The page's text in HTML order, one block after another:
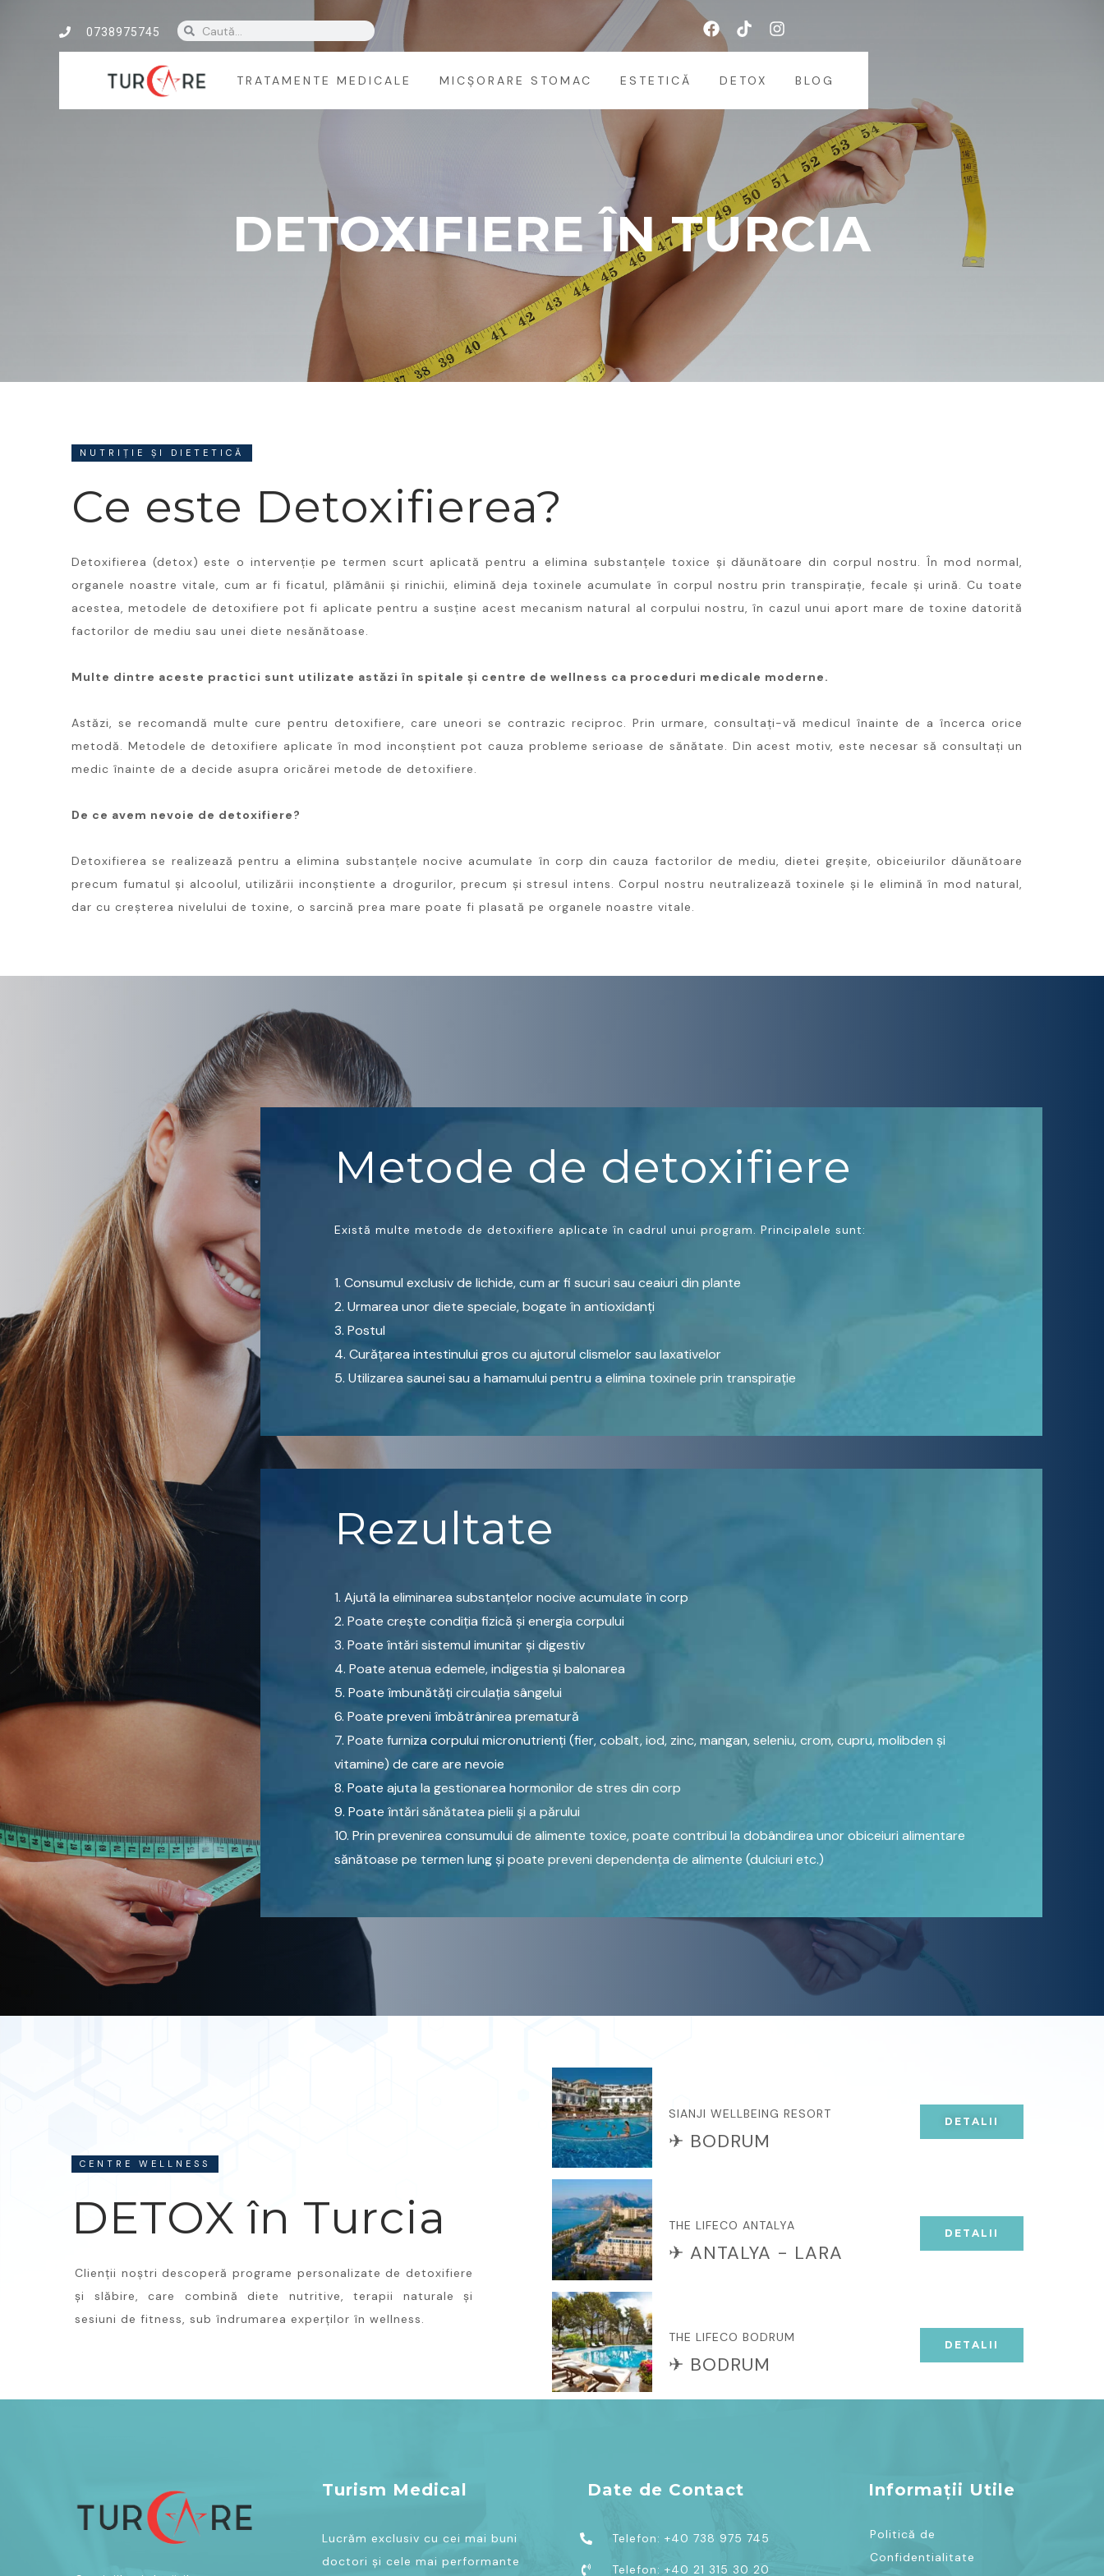
0738975745
TRATAMENTE MEDICALE MICȘORARE STOMAC ESTETICĂ DETOX BLOG
DETOXIFIERE ÎN TURCIA
NUTRIȚIE ȘI DIETETICĂ
Ce este Detoxifierea?
Detoxifierea (detox) este o intervenție pe termen scurt aplicată pentru a elimina substanțele toxice și dăunătoare din corpul nostru. În mod normal,
organele noastre vitale, cum ar fi ficatul, plămânii și rinichii, elimină deja toxinele acumulate în corpul nostru prin transpirație, fecale și urină. Cu toate
acestea, metodele de detoxifiere pot fi aplicate pentru a susține acest mecanism natural al corpului nostru, în cazul unui aport mare de toxine datorită
factorilor de mediu sau unei diete nesănătoase.
Multe dintre aceste practici sunt utilizate astăzi în spitale și centre de wellness ca proceduri medicale moderne.
Astăzi, se recomandă multe cure pentru detoxifiere, care uneori se contrazic reciproc. Prin urmare, consultați-vă medicul înainte de a încerca orice
metodă. Metodele de detoxifiere aplicate în mod inconștient pot cauza probleme serioase de sănătate. Din acest motiv, este necesar să consultați un
medic înainte de a decide asupra oricărei metode de detoxifiere.
De ce avem nevoie de detoxifiere?
Detoxifierea se realizează pentru a elimina substanțele nocive acumulate în corp din cauza factorilor de mediu, dietei greșite, obiceiurilor dăunătoare
precum fumatul și alcoolul, utilizării inconștiente a drogurilor, precum și stresul intens. Corpul nostru neutralizează toxinele și le elimină în mod natural,
dar cu creșterea nivelului de toxine, o sarcină prea mare poate fi plasată pe organele noastre vitale.
Metode de detoxifiere
Există multe metode de detoxifiere aplicate în cadrul unui program. Principalele sunt:
Consumul exclusiv de lichide, cum ar fi sucuri sau ceaiuri din plante
Urmarea unor diete speciale, bogate în antioxidanți
Postul
Curățarea intestinului gros cu ajutorul clismelor sau laxativelor
Utilizarea saunei sau a hamamului pentru a elimina toxinele prin transpirație
Rezultate
Ajută la eliminarea substanțelor nocive acumulate în corp
Poate crește condiția fizică și energia corpului
Poate întări sistemul imunitar și digestiv
Poate atenua edemele, indigestia și balonarea
Poate îmbunătăți circulația sângelui
Poate preveni îmbătrânirea prematură
Poate furniza corpului micronutrienți (fier, cobalt, iod, zinc, mangan, seleniu, crom, cupru, molibden și
vitamine) de care are nevoie
Poate ajuta la gestionarea hormonilor de stres din corp
Poate întări sănătatea pielii și a părului
Prin prevenirea consumului de alimente toxice, poate contribui la dobândirea unor obiceiuri alimentare
sănătoase pe termen lung și poate preveni dependența de alimente (dulciuri etc.)
CENTRE WELLNESS
DETOX în Turcia
Clienții noștri descoperă programe personalizate de detoxifiere
și slăbire, care combină diete nutritive, terapii naturale și
sesiuni de fitness, sub îndrumarea experților în wellness.
SIANJI WELLBEING RESORT
✈ BODRUM
DETALII
THE LIFECO ANTALYA
✈ ANTALYA - LARA
DETALII
THE LIFECO BODRUM
✈ BODRUM
DETALII
Turism Medical
Lucrăm exclusiv cu cei mai buni
doctori și cele mai performante
Date de Contact
Telefon: +40 738 975 745
Telefon: +40 21 315 30 20
Informații Utile
Politică de
Confidentialitate